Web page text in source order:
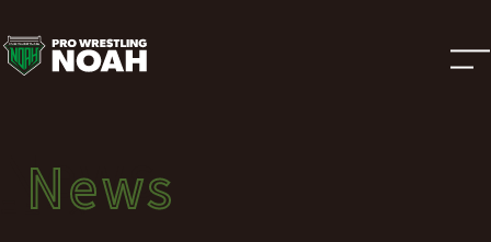
ニ
ュ
ー
ス
News
ニュース
News